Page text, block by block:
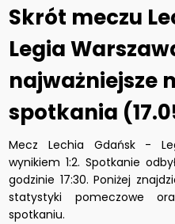
Skrót meczu
Legia
najważniejsze
spotkania
Mecz Lechia Gdańsk -
wynikiem 1:2. Spotkanie
godzinie 17:30. Poniżej
statystyki pomeczowe
spotkaniu.